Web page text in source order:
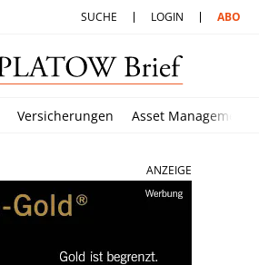
SUCHE LOGIN ABO
Versicherungen Asset Management
ANZEIGE